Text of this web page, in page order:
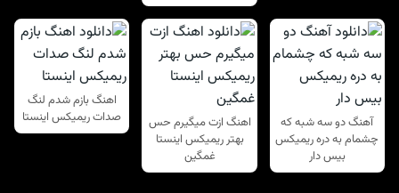
آهنگ دو سه شبه که
چشمام به دره ریمیکس
بیس دار
اهنگ ازت میگیرم حس
بهتر ریمیکس اینستا
غمگین
اهنگ بازم شدم لنگ
صدات ریمیکس اینستا